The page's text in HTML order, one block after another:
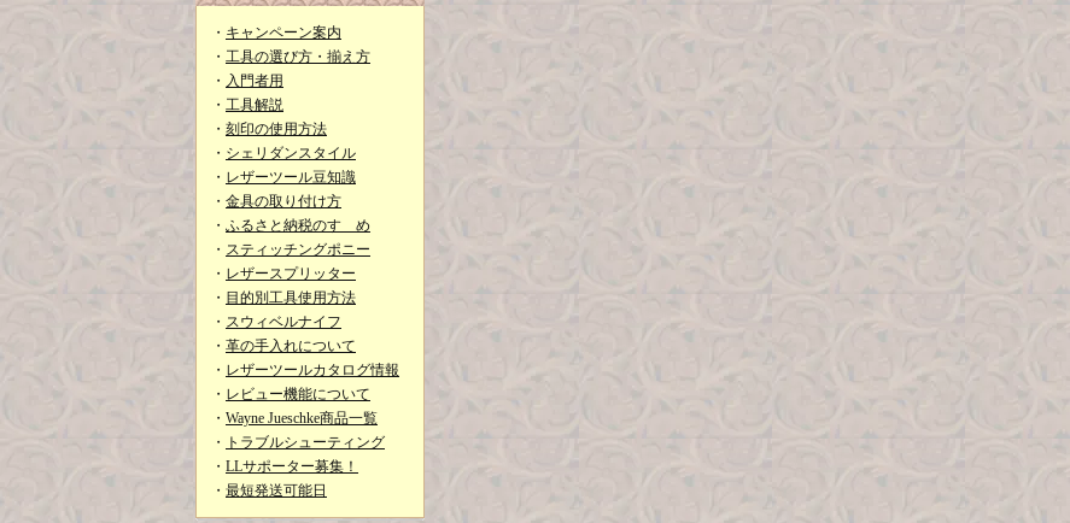
・ キャンペーン案内
・ 工具の選び方・揃え方
・ 入門者用
・ 工具解説
・ 刻印の使用方法
・ シェリダンスタイル
・ レザーツール豆知識
・ 金具の取り付け方
・ ふるさと納税のすゝめ
・ スティッチングポニー
・ レザースプリッター
・ 目的別工具使用方法
・ スウィベルナイフ
・ 革の手入れについて
・ レザーツールカタログ情報
・ レビュー機能について
・ Wayne Jueschke商品一覧
・
トラブルシューティング
・ LLサポーター募集！
・ 最短発送可能日